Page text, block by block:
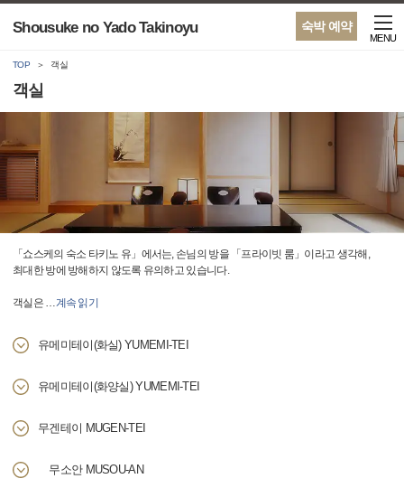
숙박 예약
Shousuke no Yado Takinoyu
MENU
TOP 객실
객실
「쇼스케의 숙소 타키노 유」에서는, 손님의 방을 「프라이빗 룸」이라고 생각해,
최대한 방에 방해하지 않도록 유의하고 있습니다.
객실은 …계속 읽기
유메미테이(화실) YUMEMI-TEI
유메미테이(화양실) YUMEMI-TEI
무겐테이 MUGEN-TEI
무소안 MUSOU-AN